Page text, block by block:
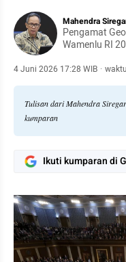
Mahendra
Pengamat
Wamenlu RI
4 Juni 2026 17:28 WIB ·
Tulisan dari Mahendra
kumparan
Ikuti kumparan di